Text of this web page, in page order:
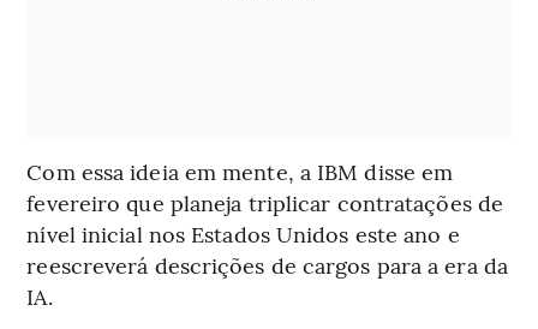
Com essa ideia em mente, a IBM disse em
fevereiro que planeja triplicar contratações de
nível inicial nos Estados Unidos este ano e
reescreverá descrições de cargos para a era da
IA.